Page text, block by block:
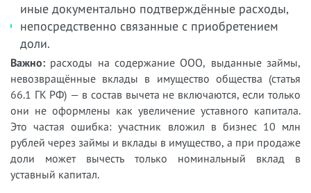
иные документально подтверждённые расходы,
непосредственно связанные с приобретением
доли.
Важно: расходы на содержание ООО, выданные займы,
невозвращённые вклады в имущество общества (статья
66.1 ГК РФ) — в состав вычета не включаются, если только
они не оформлены как увеличение уставного капитала.
Это частая ошибка: участник вложил в бизнес 10 млн
рублей через займы и вклады в имущество, а при продаже
доли может вычесть только номинальный вклад в
уставный капитал.